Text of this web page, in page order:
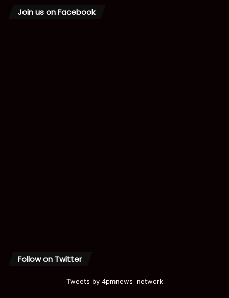
Join us on Facebook
Follow on Twitter
Tweets by 4pmnews_network